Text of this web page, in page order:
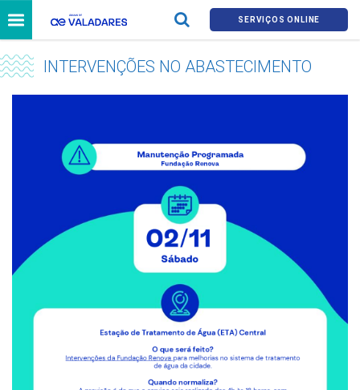
SERVIÇOS ONLINE
INTERVENÇÕES NO ABASTECIMENTO